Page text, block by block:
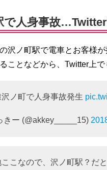
で人身事故
沢ノ町駅で電車とお客様
ことなどから、Twitter上
ノ町で人身事故発生
ー (@akkey_____15)
こなので、沢ノ町駅？だ